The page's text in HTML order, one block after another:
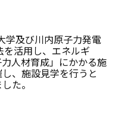
学及び川内原子力発電
を活用し、エネルギ
人材育成」にかかる施
、施設見学を行うと
た。